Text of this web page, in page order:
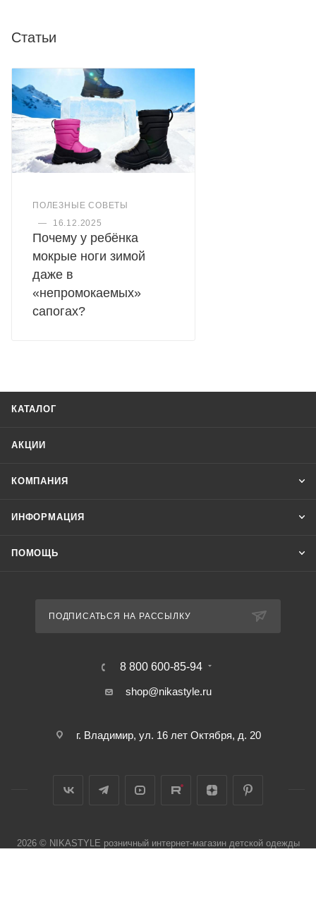
Статьи
ПОЛЕЗНЫЕ СОВЕТЫ
—
16.12.2025
Почему у ребёнка
мокрые ноги зимой
даже в
«непромокаемых»
сапогах?
КАТАЛОГ
АКЦИИ
КОМПАНИЯ
ИНФОРМАЦИЯ
ПОМОЩЬ
ПОДПИСАТЬСЯ НА РАССЫЛКУ
8 800 600-85-94
shop@nikastyle.ru
г. Владимир, ул. 16 лет Октября, д. 20
2026 © NIKASTYLE розничный интернет-магазин детской одежды